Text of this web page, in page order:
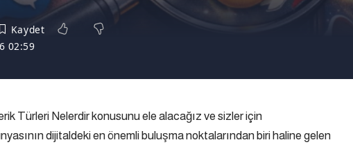
02:59
Türleri Nelerdir konusunu ele alacağız ve sizler için
dijitaldeki en önemli buluşma noktalarından biri haline gelen